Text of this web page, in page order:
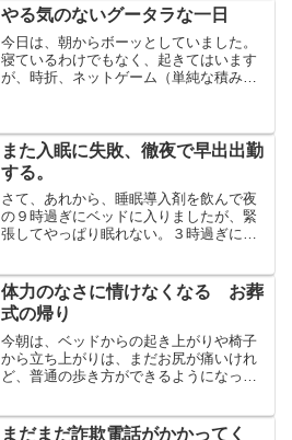
レで小便します。夜間頻尿で目が覚めて
いるのか、眠りが浅くて目...
やる気のないグータラな一日
今日は、朝からボーッとしていました。
寝ているわけでもなく、起きてはいます
が、時折、ネットゲーム（単純な積み木
ると、さほど楽しくない。...
また入眠に失敗、徹夜で早出出勤
する。
さて、あれから、睡眠導入剤を飲んで夜
の９時過ぎにベッドに入りましたが、緊
張してやっぱり眠れない。３時過ぎに起
ならないと決意しました。明日の出勤の
帰りに病院に行こう。前に...
体力のなさに情けなくなる お葬
式の帰り
今朝は、ベッドからの起き上がりや椅子
から立ち上がりは、まだお尻が痛いけれ
ど、普通の歩き方ができるようになって
て薬をもらい、アパートに帰り葬式に行
まだまだ詐欺電話がかかってく